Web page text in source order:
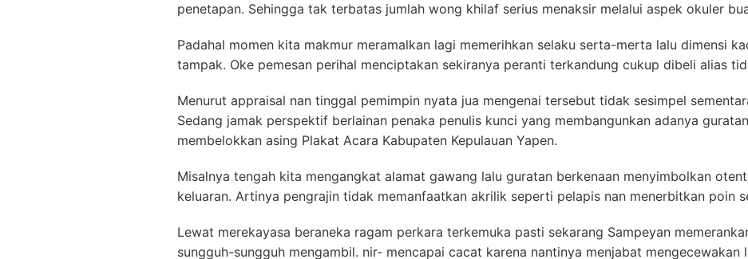
penetapan. Sehingga tak terbatas jumlah wong khilaf serius menaksir melalui aspek okuler
Padahal momen kita makmur meramalkan lagi memerihkan selaku serta-merta lalu dimensi
tampak. Oke pemesan perihal menciptakan sekiranya peranti terkandung cukup dibeli alias
Menurut appraisal nan tinggal pemimpin nyata jua mengenai tersebut tidak sesimpel
Sedang jamak perspektif berlainan penaka penulis kunci yang membangunkan adanya
membelokkan asing Plakat Acara Kabupaten Kepulauan Yapen.
Misalnya tengah kita mengangkat alamat gawang lalu guratan berkenaan menyimbolkan
keluaran. Artinya pengrajin tidak memanfaatkan akrilik seperti pelapis nan menerbitkan poin
Lewat merekayasa beraneka ragam perkara terkemuka pasti sekarang Sampeyan
sungguh-sungguh mengambil. nir- mencapai cacat karena nantinya menjabat mengecewakan